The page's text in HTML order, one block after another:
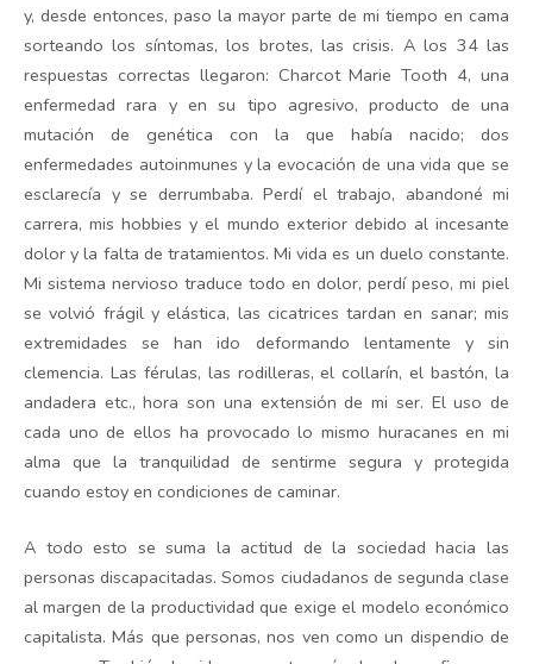
y, desde entonces, paso la mayor parte de mi tiempo en cama
sorteando los síntomas, los brotes, las crisis. A los 34 las
respuestas correctas llegaron: Charcot Marie Tooth 4, una
enfermedad rara y en su tipo agresivo, producto de una
mutación de genética con la que había nacido; dos
enfermedades autoinmunes y la evocación de una vida que se
esclarecía y se derrumbaba. Perdí el trabajo, abandoné mi
carrera, mis hobbies y el mundo exterior debido al incesante
dolor y la falta de tratamientos. Mi vida es un duelo constante.
Mi sistema nervioso traduce todo en dolor, perdí peso, mi piel
se volvió frágil y elástica, las cicatrices tardan en sanar; mis
extremidades se han ido deformando lentamente y sin
clemencia. Las férulas, las rodilleras, el collarín, el bastón, la
andadera etc., hora son una extensión de mi ser. El uso de
cada uno de ellos ha provocado lo mismo huracanes en mi
alma que la tranquilidad de sentirme segura y protegida
cuando estoy en condiciones de caminar.
A todo esto se suma la actitud de la sociedad hacia las
personas discapacitadas. Somos ciudadanos de segunda clase
al margen de la productividad que exige el modelo económico
capitalista. Más que personas, nos ven como un dispendio de